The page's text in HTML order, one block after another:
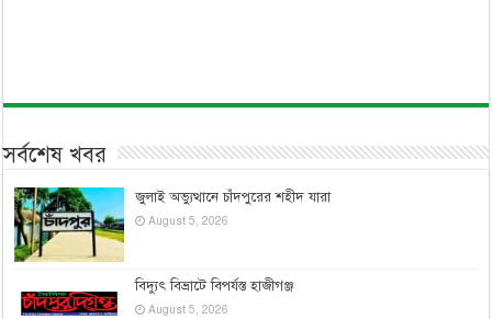
সর্বশেষ খবর
জুলাই অভ্যুত্থানে চাঁদপুরের শহীদ যারা
August 5, 2026
বিদ্যুৎ বিভ্রাটে বিপর্যস্ত হাজীগঞ্জ
August 5, 2026